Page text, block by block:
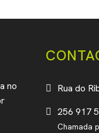
no
Rua do
256 917
Chamada